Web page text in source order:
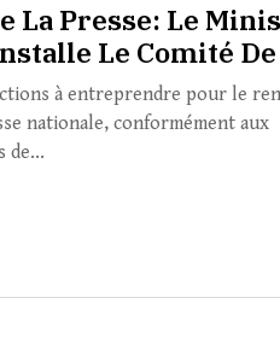
La Presse: Le
Le Comité
à entreprendre pour le
nationale, conformément aux
de...